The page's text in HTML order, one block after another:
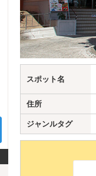
スポット名
住所
ジャンルタグ